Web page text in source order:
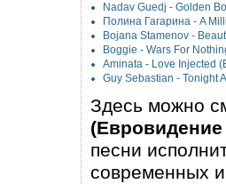
Nadav Guedj - Golden
Полина Гагарина - A
Bojana Stamenov -
Boggie - Wars For
Aminata - Love Injected
Guy Sebastian - Tonight
Здесь можно
песни
современных